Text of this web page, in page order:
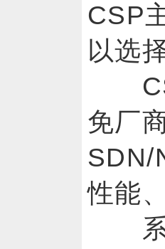
CSP
以选
免厂
SDN/
性能
系